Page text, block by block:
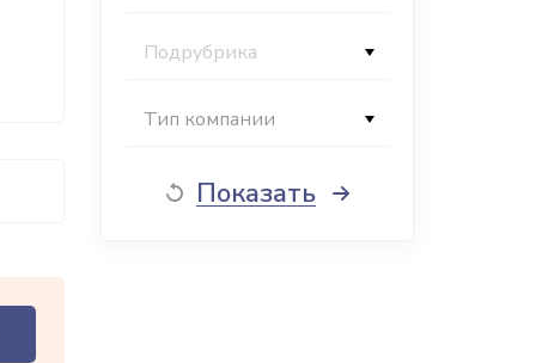
Подрубрика
Тип компании
Показать